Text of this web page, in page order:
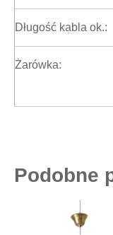
Długość kabla ok.:
Żarówka:
Podobne